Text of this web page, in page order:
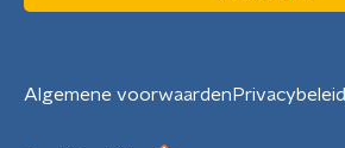
Algemene voorwaarden Privacybeleid